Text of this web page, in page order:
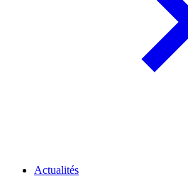
Actualités